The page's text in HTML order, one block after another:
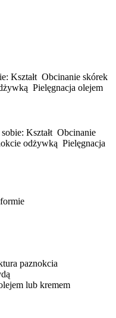
Kształt Obcinanie skórek
Pielęgnacja olejem
Kształt Obcinanie
odżywką Pielęgnacja
na formie
paznokcia
lub kremem